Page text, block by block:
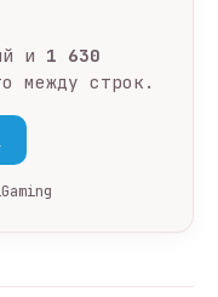
и 1 630
между строк.